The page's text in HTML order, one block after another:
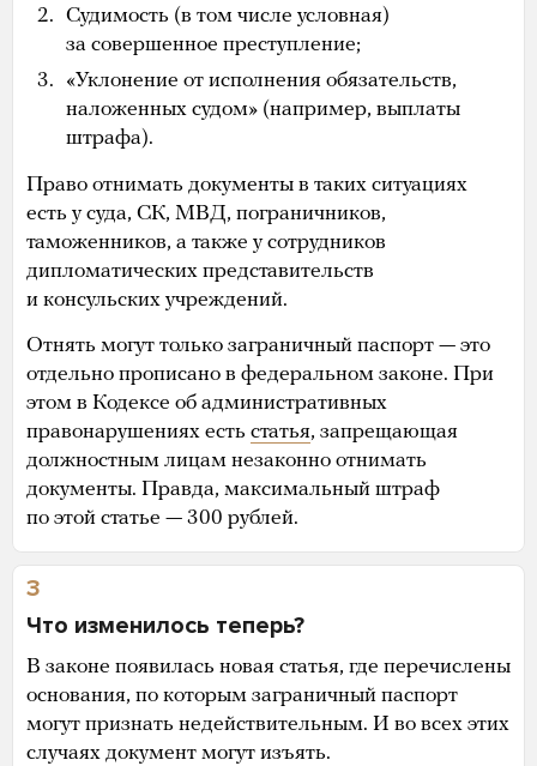
Судимость (в том числе условная)
за совершенное преступление;
«Уклонение от исполнения обязательств,
наложенных судом» (например, выплаты
штрафа).
Право отнимать документы в таких ситуациях
есть у суда, СК, МВД, пограничников,
таможенников, а также у сотрудников
дипломатических представительств
и консульских учреждений.
Отнять могут только заграничный паспорт — это
отдельно прописано в федеральном законе. При
этом в Кодексе об административных
правонарушениях есть статья, запрещающая
должностным лицам незаконно отнимать
документы. Правда, максимальный штраф
по этой статье — 300 рублей.
3
Что изменилось теперь?
В законе появилась новая статья, где перечислены
основания, по которым заграничный паспорт
могут признать недействительным. И во всех этих
случаях документ могут изъять.